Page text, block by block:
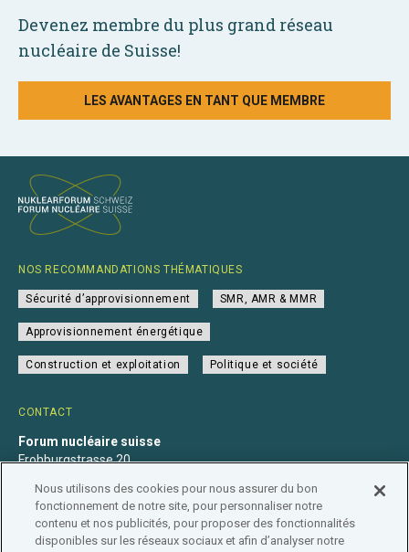
Devenez membre du plus grand réseau
nucléaire de Suisse!
LES AVANTAGES EN TANT QUE MEMBRE
CONTACT
Forum nucléaire suisse
Frohburgstrasse 20
+41 31 560 36 50
info@nuklearforum.ch
NOS RECOMMANDATIONS THÉMATIQUES
Sécurité d’approvisionnement SMR, AMR & MMR
Approvisionnement énergétique
Construction et exploitation Politique et société
Nous utilisons des cookies pour nous assurer du bon
fonctionnement de notre site, pour personnaliser notre
contenu et nos publicités, pour proposer des fonctionnalités
disponibles sur les réseaux sociaux et afin d’analyser notre